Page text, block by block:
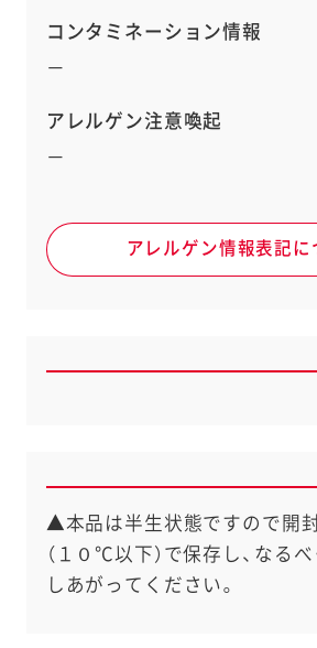
コンタミネーション情報
－
アレルゲン注意喚起
－
アレルゲン情報表記に
▲本品は半生状態ですので開
（１０℃以下）で保存し、なる
しあがってください。